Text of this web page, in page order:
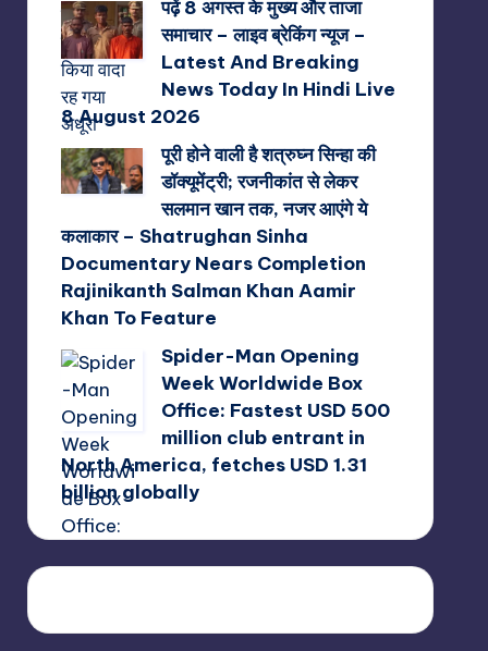
पढ़ें 8 अगस्त के मुख्य और ताजा
समाचार – लाइव ब्रेकिंग न्यूज –
Latest And Breaking
News Today In Hindi Live
8 August 2026
पूरी होने वाली है शत्रुघ्न सिन्हा की
डॉक्यूमेंट्री; रजनीकांत से लेकर
सलमान खान तक, नजर आएंगे ये
कलाकार – Shatrughan Sinha
Documentary Nears Completion
Rajinikanth Salman Khan Aamir
Khan To Feature
Spider-Man Opening
Week Worldwide Box
Office: Fastest USD 500
million club entrant in
North America, fetches USD 1.31
billion globally